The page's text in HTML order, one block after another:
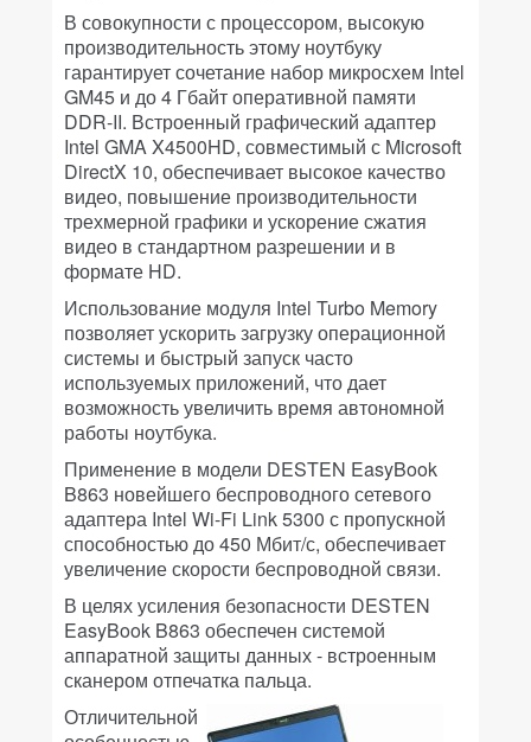
В совокупности с процессором, высокую
производительность этому ноутбуку
гарантирует сочетание набор микросхем Intel
GM45 и до 4 Гбайт оперативной памяти
DDR-II. Встроенный графический адаптер
Intel GMA X4500HD, совместимый с Microsoft
DirectX 10, обеспечивает высокое качество
видео, повышение производительности
трехмерной графики и ускорение сжатия
видео в стандартном разрешении и в
формате HD.
Использование модуля Intel Turbo Memory
позволяет ускорить загрузку операционной
системы и быстрый запуск часто
используемых приложений, что дает
возможность увеличить время автономной
работы ноутбука.
Применение в модели DESTEN EasyBook
B863 новейшего беспроводного сетевого
адаптера Intel Wi-Fi Link 5300 с пропускной
способностью до 450 Мбит/с, обеспечивает
увеличение скорости беспроводной связи.
В целях усиления безопасности DESTEN
EasyBook B863 обеспечен системой
аппаратной защиты данных - встроенным
сканером отпечатка пальца.
Отличительной